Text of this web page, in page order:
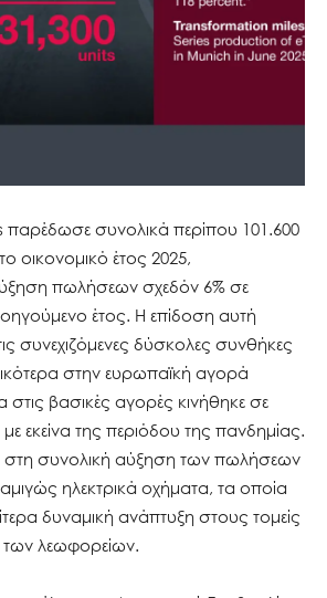
παρέδωσε συνολικά περίπου 101.600
οικονομικό έτος 2025,
πωλήσεων σχεδόν 6% σε
έτος. Η επίδοση αυτή
συνεχιζόμενες δύσκολες συνθήκες
στην ευρωπαϊκή αγορά
βασικές αγορές κινήθηκε σε
με εκείνα της περιόδου της πανδημίας.
στη συνολική αύξηση των πωλήσεων
ηλεκτρικά οχήματα, τα οποία
δυναμική ανάπτυξη στους τομείς
λεωφορείων.